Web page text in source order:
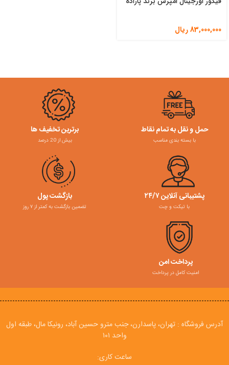
83,000,000ریال
حمل و نقل به تمام نقاط
با بسته بندی مناسب
برترین تخفیف ها
بیش از 20 درصد
پشتیبانی آنلاین ۲۴/۷
با تیکت و چت
بازگشت پول
تضمین بازگشت به کمتر از ۷ روز
پرداخت امن
امنیت کامل در پرداخت
آدرس فروشگاه : تهران، پاسدارن، جنب مترو حسین آباد، رونیکا مال، طبقه اول
واحد ۱۰۱
ساعت کاری: